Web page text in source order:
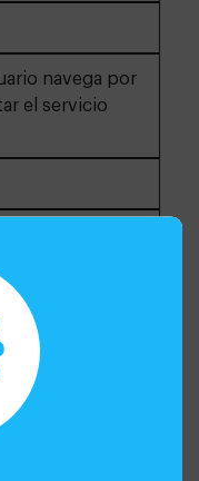
navega por
el servicio
de
el servicio